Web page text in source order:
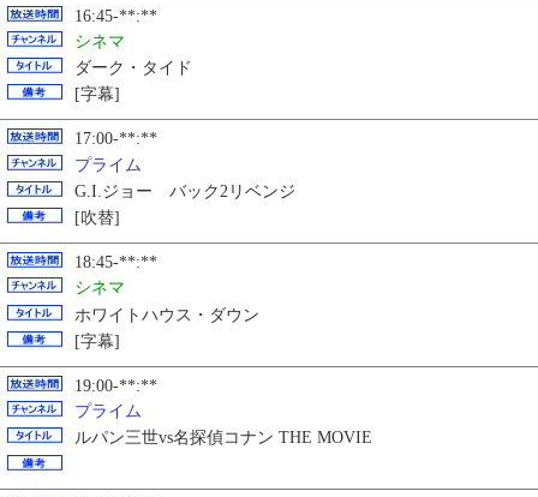
16:45-**:**
シネマ
ダーク・タイド
[字幕]
17:00-**:**
プライム
G.I.ジョー バック2リベンジ
[吹替]
18:45-**:**
シネマ
ホワイトハウス・ダウン
[字幕]
19:00-**:**
プライム
ルパン三世vs名探偵コナン THE MOVIE